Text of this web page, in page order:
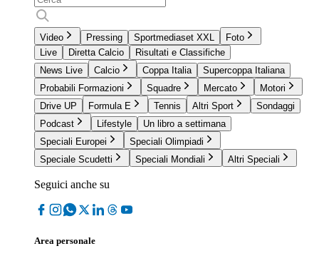
Video Pressing Sportmediaset XXL
Foto
Live
Diretta Calcio
Risultati e Classifiche
News Live
Calcio Coppa Italia
Supercoppa Italiana
Probabili Formazioni
Squadre Mercato
Motori
Drive UP
Formula E Tennis Altri Sport
Sondaggi
Podcast
Lifestyle
Un libro a settimana
Speciali Europei
Speciali Olimpiadi
Speciale Scudetti
Speciali Mondiali Altri Speciali
Seguici anche su
Area personale